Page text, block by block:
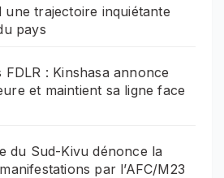
une trajectoire inquiétante
pays
: Kinshasa annonce
et maintient sa ligne face
du Sud-Kivu dénonce la
par l’AFC/M23